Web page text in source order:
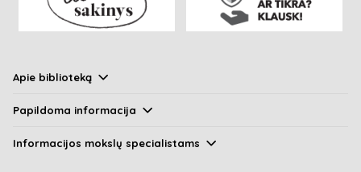
Apie biblioteką
Papildoma informacija
Informacijos mokslų specialistams